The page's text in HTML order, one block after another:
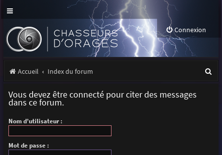
Connexion
Accueil Index du forum
Vous devez être connecté pour citer des messages
dans ce forum.
Nom d’utilisateur :
Mot de passe :